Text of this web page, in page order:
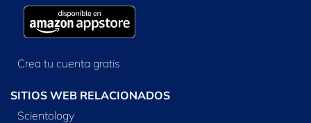
Crea tu cuenta gratis
SITIOS WEB RELACIONADOS
Scientology